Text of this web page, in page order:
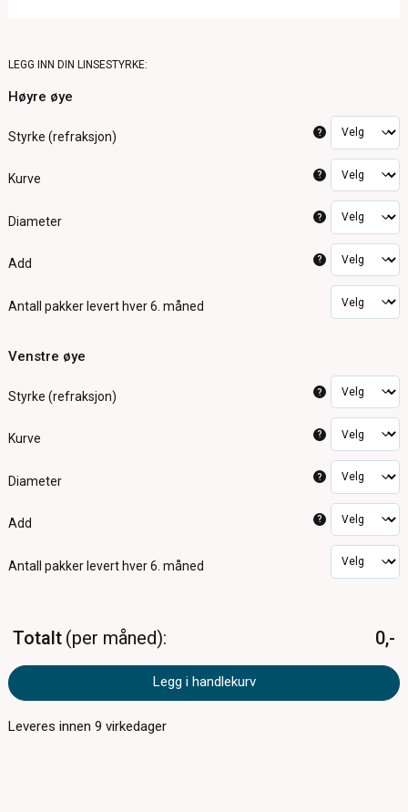
LEGG INN DIN LINSESTYRKE:
Høyre øye
Styrke (refraksjon) ?
Kurve ?
Diameter ?
Add ?
Antall pakker levert hver 6. måned
Venstre øye
Styrke (refraksjon) ?
Kurve ?
Diameter ?
Add ?
Antall pakker levert hver 6. måned
Totalt per måned 0,-
Legg i handlekurv
Leveres innen9 virkedager